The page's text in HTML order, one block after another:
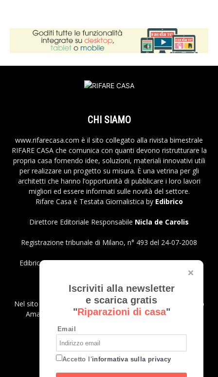
Iscriviti alla newsletter
e scarica gratis
"Riparazioni di casa"
Email
Accetto l'informativa sulla privacy
CHI SIAMO
www.rifarecasa.com è il sito collegato alla rivista bimestrale
RIFARE CASA che comunica con quanti devono ristrutturare la
propria casa fornendo idee, soluzioni, materiali innovativi utili
per realizzare un progetto su misura. È una vetrina per gli
architetti che hanno l’opportunità di pubblicare i loro lavori
migliori ed essere informati sulle novità del settore.
Rifare Casa è Testata Giornalistica by Edibrico
Direttore Editoriale Responsabile Nicla de Carolis
Registrazione tribunale di Milano, n° 493 del 24-07-2008
Edibrico srl - Viale Emilio Caldara, 44 - 20122 Milano P.iva
Privacy Policy
Nel sito sono presenti prodotti Amazon; in qualità di Affiliato
Amazon riceviamo un guadagno dagli acquisti idonei.
SEGUICI